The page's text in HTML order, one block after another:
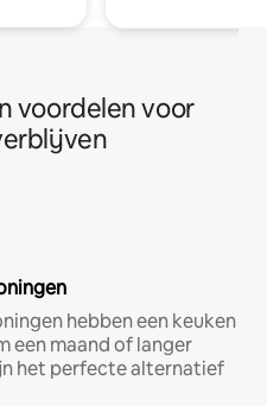
voordelen voor
hebben een keuken
een maand of langer
het perfecte alternatief